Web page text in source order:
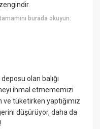
burada okuyun:
olan balığı
ihmal etmememizi
tüketirken yaptığımız
düşürüyor, daha da